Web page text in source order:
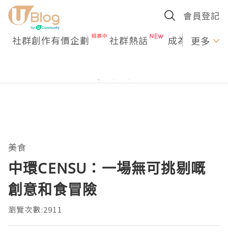
會員登記
社群創作有價企劃 社群熱話 成為U更多
美食
中環CENSU：一場無可挑剔嘅
創意和食冒險
瀏覽次數:2911